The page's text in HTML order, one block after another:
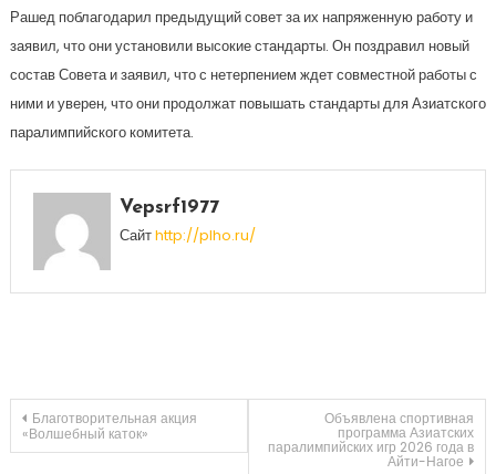
Рашед поблагодарил предыдущий совет за их напряженную работу и
заявил, что они установили высокие стандарты. Он поздравил новый
состав Совета и заявил, что с нетерпением ждет совместной работы с
ними и уверен, что они продолжат повышать стандарты для Азиатского
паралимпийского комитета.
Vepsrf1977
Сайтhttp://plho.ru/
Навигация
Благотворительная акция
«Волшебный каток»
Объявлена спортивная
программа Азиатских
паралимпийских игр 2026 года в
Айти-Нагое